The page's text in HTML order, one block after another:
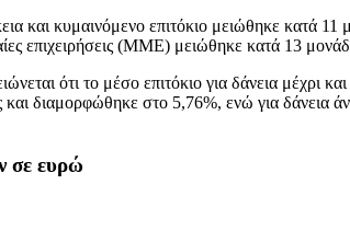
και κυμαινόμενο επιτόκιο μειώθηκε
επιχειρήσεις (ΜΜΕ) μειώθηκε κατά 13
ότι το μέσο επιτόκιο για δάνεια
διαμορφώθηκε στο 5,76%, ενώ για
σε ευρώ